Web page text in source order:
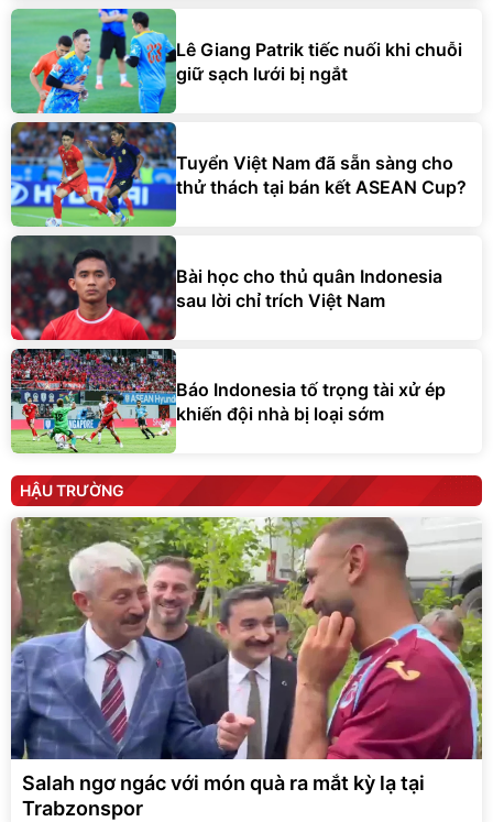
Lê Giang Patrik tiếc nuối khi chuỗi
giữ sạch lưới bị ngắt
Tuyển Việt Nam đã sẵn sàng cho
thử thách tại bán kết ASEAN Cup?
Bài học cho thủ quân Indonesia
sau lời chỉ trích Việt Nam
Báo Indonesia tố trọng tài xử ép
khiến đội nhà bị loại sớm
HẬU TRƯỜNG
Salah ngơ ngác với món quà ra mắt kỳ lạ tại
Trabzonspor